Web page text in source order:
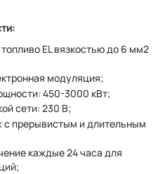
EL вязкостью до 6 мм2
модуляция;
450-3000 кВт;
сети: 230 В;
с прерывистым и длительным
каждые 24 часа для